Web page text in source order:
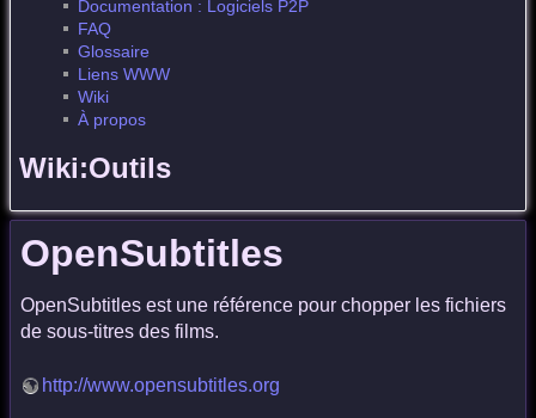
Documentation : Logiciels P2P
FAQ
Glossaire
Liens WWW
Wiki
À propos
Wiki:Outils
OpenSubtitles
OpenSubtitles est une référence pour chopper les fichiers
de sous-titres des films.
http://www.opensubtitles.org